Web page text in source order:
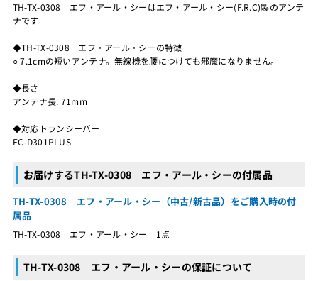
TH-TX-0308 エフ・アール・シーはエフ・アール・シー(F.R.C)製のアンテ
ナです
◆TH-TX-0308 エフ・アール・シーの特徴
○ 7.1cmの短いアンテナ。無線機を腰につけても邪魔になりません。
◆長さ
アンテナ長: 71mm
◆対応トランシーバー
FC-D301PLUS
お届けするTH-TX-0308 エフ・アール・シーの付属品
TH-TX-0308 エフ・アール・シー（中古/新古品）をご購入時の付
属品
TH-TX-0308 エフ・アール・シー 1点
TH-TX-0308 エフ・アール・シーの保証について